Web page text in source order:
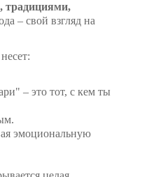
традициями,
– свой взгляд на
– это тот, с кем ты
эмоциональную